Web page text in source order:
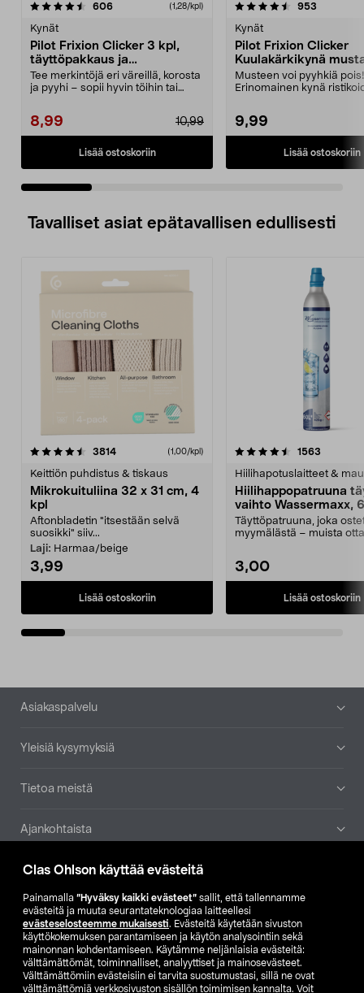
Clas Ohlson käyttää evästeitä
Painamalla ”Hyväksy kaikki evästeet” sallit, että tallennamme
evästeitä ja muuta seurantateknologiaa laitteellesi
evästeselosteemme mukaisesti. Evästeitä käytetään sivuston
käyttökokemuksen parantamiseen ja käytön analysointiin sekä
mainonnan kohdentamiseen. Käytämme neljänlaisia evästeitä:
välttämättömät, toiminnalliset, analyyttiset ja mainosevästeet.
Välttämättömiin evästeisiin ei tarvita suostumustasi, sillä ne ovat
välttämättömiä verkkosivuston sisällön toimimisen kannalta. Voit
606arvostelut (1,28/kpl)
Kynät
Pilot Frixion Clicker 3 kpl,
täyttöpakkaus ja
korostuskynä
Tee merkintöjä eri väreillä, korosta
ja pyyhi – sopii hyvin töihin tai
8,99 10,99
Lisää ostoskoriin
4.5 viidestä
953
Kynät
Pilot Frixion Clicker
Kuulakärkikynä
Musteen voi pyyhkiä pois!
Erinomainen kynä
9,99
Lisää ostoskoriin
4.5 viidestä
Tavalliset asiat epätavallisen edullisesti
3814arvostelut (1,00/kpl)
Keittiön puhdistus & tiskaus
Mikrokuituliina 32 x 31 cm, 4
kpl
Aftonbladetin "itsestään selvä
suosikki" siiv...
Laji: Harmaa/beige
3,99
Lisää ostoskoriin
4.5viidestä
1563
Hiilihapotuslaitteet &
Hiilihappopatruuna
vaihto Wassermaxx,
Täyttöpatruuna, joka
myymälästä – muista
3,00
Lisää ostoskoriin
4.5viidestä
Alatunniste
Asiakaspalvelu
Yleisiä kysymyksiä
Tietoa meistä
Ajankohtaista
Muut yrityksemme
Etsi myymälä
SE NO FI
FI SV